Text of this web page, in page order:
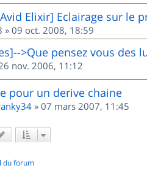
Elixir] Eclairage sur le
» 09 oct. 2008, 18:59
>Que pensez vous des
nov. 2006, 11:12
pour un derive chaine
» 07 mars 2007, 11:45
du forum